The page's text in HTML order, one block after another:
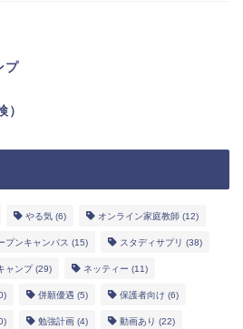
プ
）
やる気 (6) オンライン家庭教師 (12)
プンキャンパス (15) スタディサプリ (38)
ャンプ(29) ネッティー (11)
併願優遇 (5) 保護者向け (6)
勉強計画 (4) 動画あり (22)